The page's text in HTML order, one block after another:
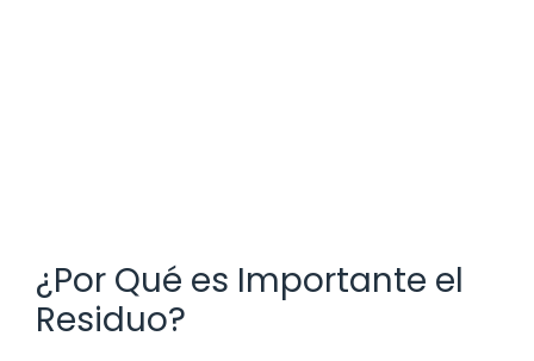
¿Por Qué es Importante el
Residuo?